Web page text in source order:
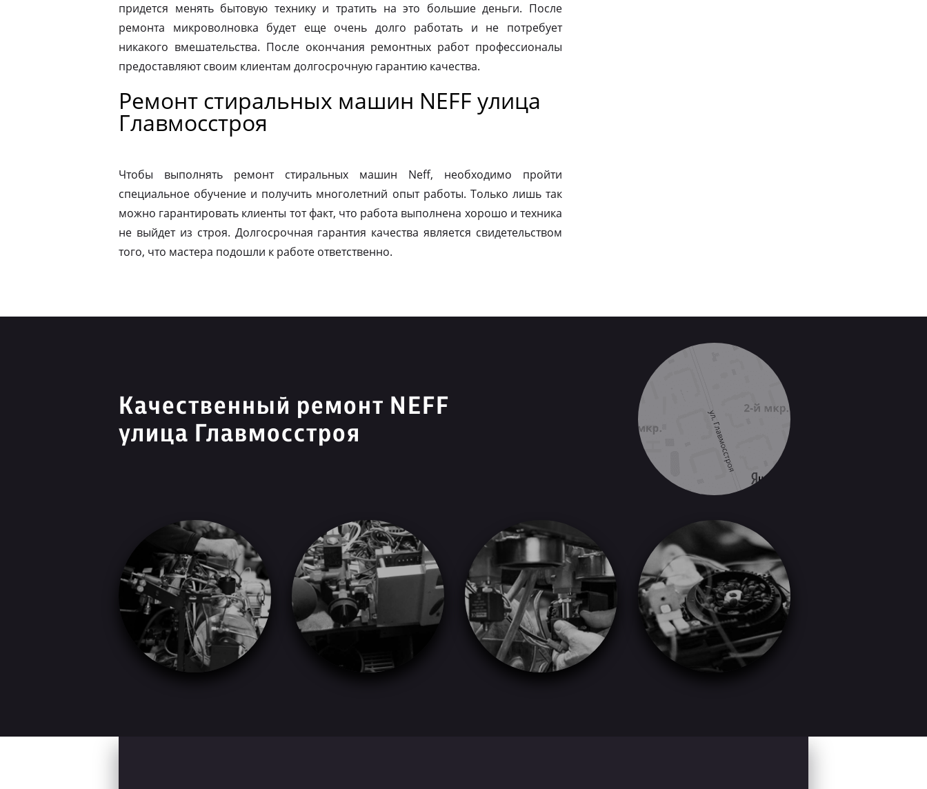
придется менять бытовую технику и тратить на это большие деньги. После
ремонта микроволновка будет еще очень долго работать и не потребует
никакого вмешательства. После окончания ремонтных работ профессионалы
предоставляют своим клиентам долгосрочную гарантию качества.
Ремонт стиральных машин NEFF улица
Главмосстроя
Чтобы выполнять ремонт стиральных машин Neff, необходимо пройти
специальное обучение и получить многолетний опыт работы. Только лишь так
можно гарантировать клиенты тот факт, что работа выполнена хорошо и техника
не выйдет из строя. Долгосрочная гарантия качества является свидетельством
того, что мастера подошли к работе ответственно.
Качественный ремонт NEFF
улица Главмосстроя